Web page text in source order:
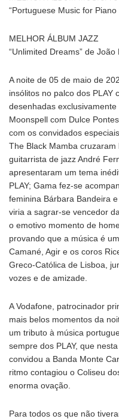
“Portuguese Music for
MELHOR ÁLBUM JAZZ
“Unlimited Dreams” de João
A noite de 05 de maio de
insólitos no palco dos PLAY
desenhadas
Moonspell com Dulce
com os convidados
The Black Mamba
guitarrista de jazz André
apresentaram um tema
PLAY; Gama fez-se
feminina Bárbara Bandeira
viria a sagrar-se vencedor
o emotivo momento de
provando que a música é
Camané, Agir e os coros
Greco-Católica de Lisboa,
vozes e de amizade.
A Vodafone, patrocinador
mais belos momentos da
um tributo à música
sempre dos PLAY, que
convidou a Banda Monte
ritmo contagiou o Coliseu
enorma ovação.
Para todos os que não